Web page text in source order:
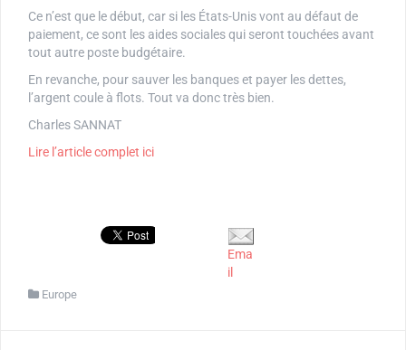
Ce n’est que le début, car si les États-Unis vont au défaut de
paiement, ce sont les aides sociales qui seront touchées avant
tout autre poste budgétaire.
En revanche, pour sauver les banques et payer les dettes,
l’argent coule à flots. Tout va donc très bien.
Charles SANNAT
Lire l’article complet ici
Ema
il
Europe